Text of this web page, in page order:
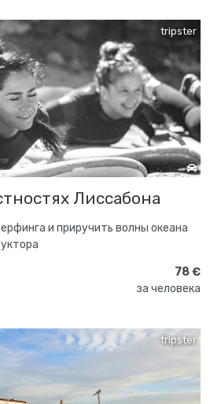
tripster
Лиссабона
и приручить волны океана
78 €
за человека
tripster